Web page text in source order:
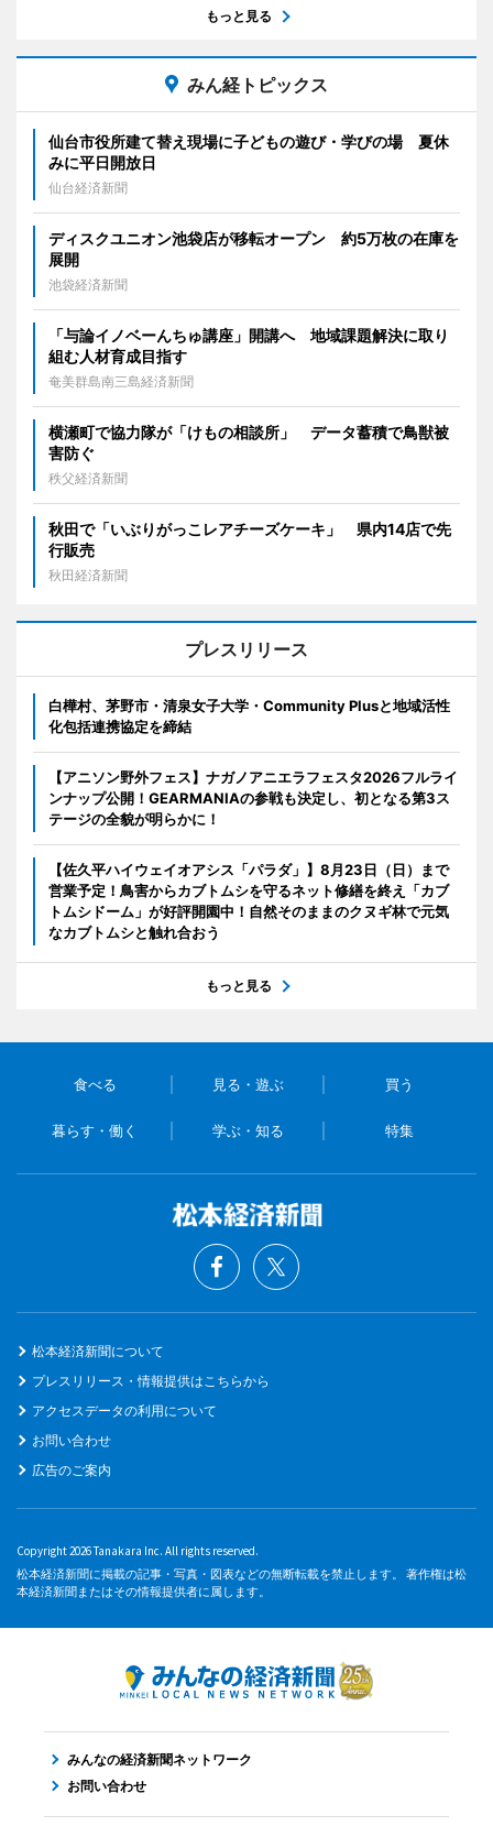
もっと見る
みん経トピックス
仙台市役所建て替え現場に子どもの遊び・学びの場 夏休
みに平日開放日
仙台経済新聞
ディスクユニオン池袋店が移転オープン 約5万枚の在庫を
展開
池袋経済新聞
「与論イノベーんちゅ講座」開講へ 地域課題解決に取り
組む人材育成目指す
奄美群島南三島経済新聞
横瀬町で協力隊が「けもの相談所」 データ蓄積で鳥獣被
害防ぐ
秩父経済新聞
秋田で「いぶりがっこレアチーズケーキ」 県内14店で先
行販売
秋田経済新聞
プレスリリース
白樺村、茅野市・清泉女子大学・Community Plusと地域活性
化包括連携協定を締結
【アニソン野外フェス】ナガノアニエラフェスタ2026フルライ
ンナップ公開！GEARMANIAの参戦も決定し、初となる第3ス
テージの全貌が明らかに！
【佐久平ハイウェイオアシス「パラダ」】8月23日（日）まで
営業予定！鳥害からカブトムシを守るネット修繕を終え「カブ
トムシドーム」が好評開園中！自然そのままのクヌギ林で元気
なカブトムシと触れ合おう
もっと見る
食べる 見る・遊ぶ 買う
暮らす・働く 学ぶ・知る 特集
松本経済新聞について
プレスリリース・情報提供はこちらから
アクセスデータの利用について
お問い合わせ
広告のご案内
Copyright 2026 Tanakara Inc. All rights reserved.
松本経済新聞に掲載の記事・写真・図表などの無断転載を禁止します。 著作権は松
本経済新聞またはその情報提供者に属します。
みんなの経済新聞ネットワーク
お問い合わせ